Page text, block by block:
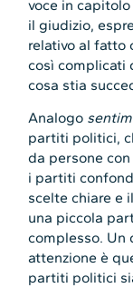
voce in
il giudizio,
relativo al fatto
così complicati
cosa stia
Analogo
partiti politici,
da persone
i partiti
scelte chiare e
una piccola
complesso. Un
attenzione è
partiti politici